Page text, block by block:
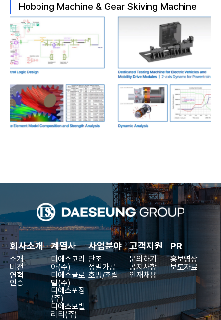
Hobbing Machine & Gear Skiving Machine
회사소개
소개
비전
연혁
인증
계열사
디에스코리
아(주)
디에스글로
벌(주)
디에스포징
(주)
디에스모빌
리티(주)
사업분야
단조
정밀가공
호빙/조립
고객지원
문의하기
공지사항
인재채용
PR
홍보영상
보도자료